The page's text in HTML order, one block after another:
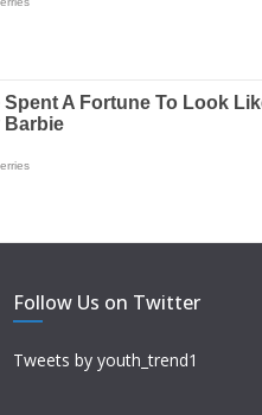
Follow Us on Twitter
Tweets by youth_trend1